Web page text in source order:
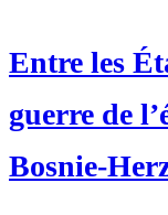
Entre les
guerre de
Bosnie-